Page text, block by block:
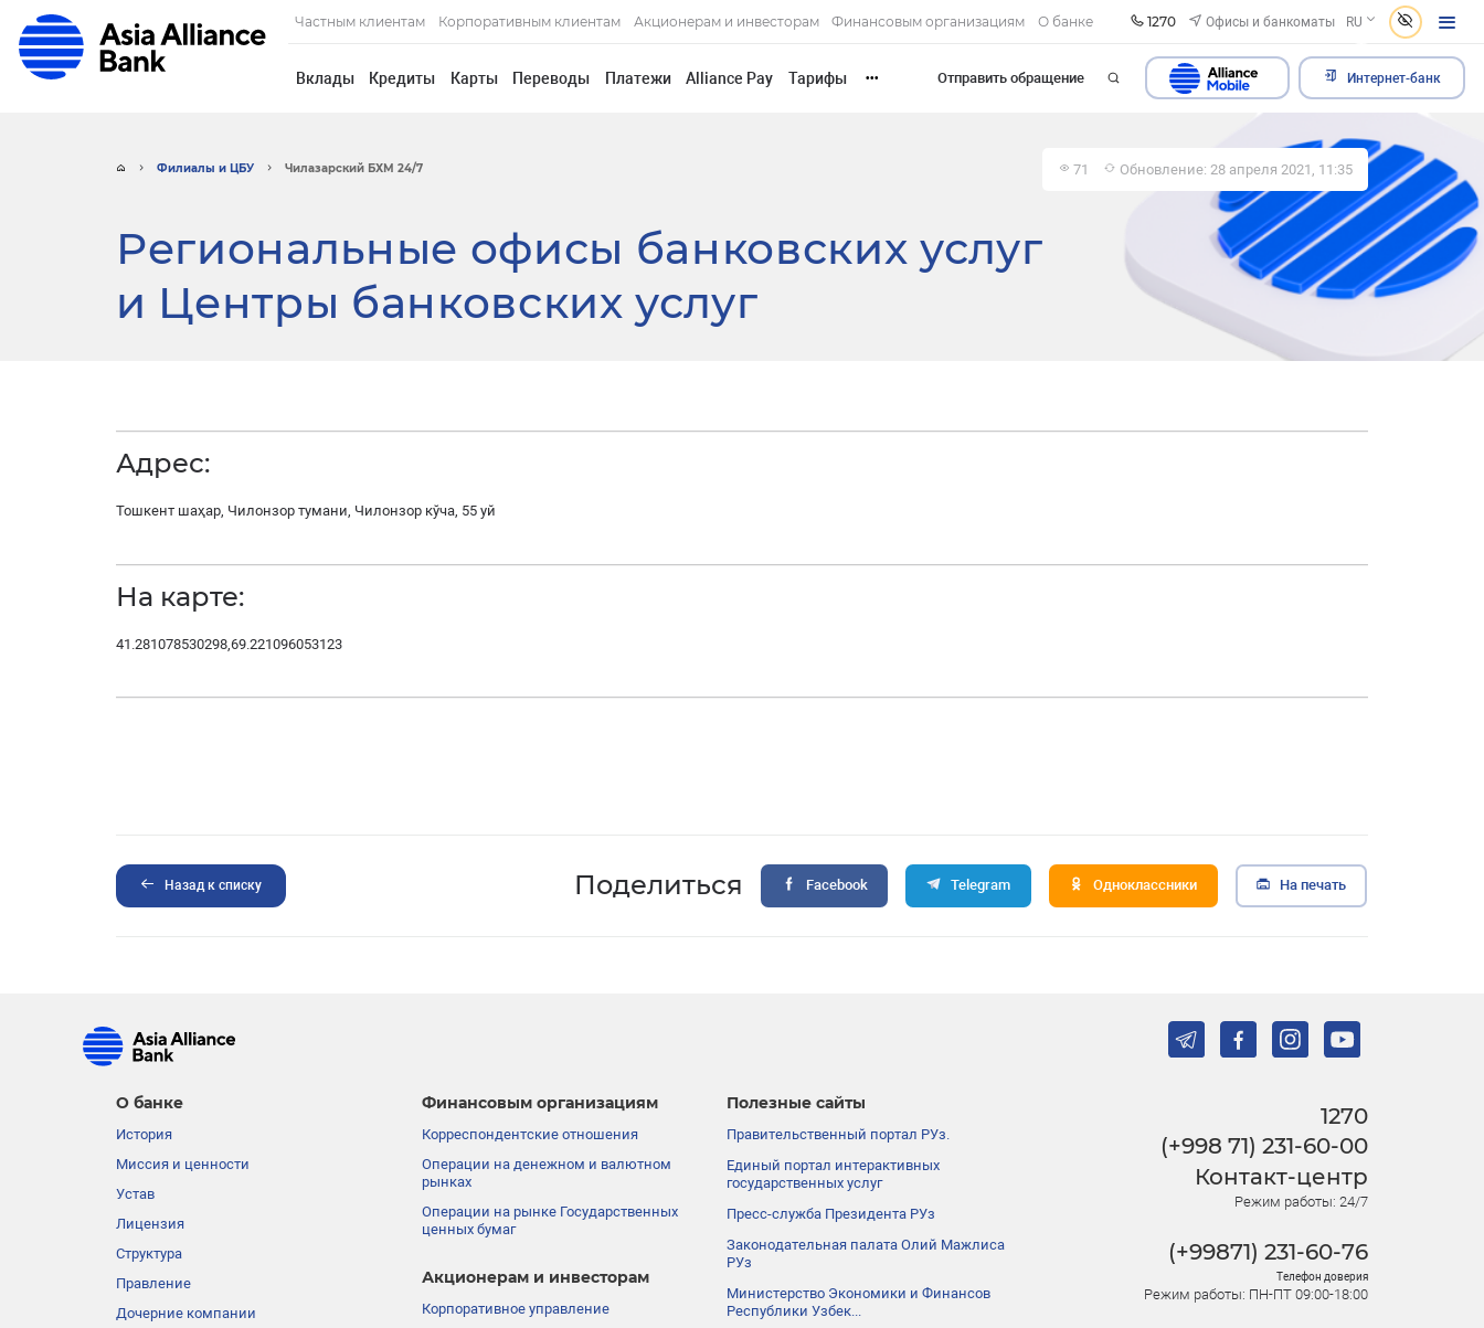
Частным клиентам Корпоративным клиентам Акционерам и инвесторам Финансовым организациям О банке 1270 Офисы и банкоматы RU
Вклады Кредиты Карты Переводы Платежи Alliance Pay Тарифы ••• Отправить обращение Интернет-банк
Филиалы и ЦБУ Чилазарский БХМ 24/7 71 Обновление: 28 апреля 2021, 11:35
Региональные офисы банковских услуг
и Центры банковских услуг
Адрес:
Тошкент шаҳар, Чилонзор тумани, Чилонзор кўча, 55 уй
На карте:
41.281078530298,69.221096053123
Назад к списку Поделиться Facebook Telegram Одноклассники На печать
О банке
История
Миссия и ценности
Устав
Лицензия
Структура
Правление
Дочерние компании
Финансовым организациям
Корреспондентские отношения
Операции на денежном и валютном
рынках
Операции на рынке Государственных
ценных бумаг
Акционерам и инвесторам
Корпоративное управление
Полезные сайты
Правительственный портал РУз.
Единый портал интерактивных
государственных услуг
Пресс-служба Президента РУз
Законодательная палата Олий Мажлиса
РУз
Министерство Экономики и Финансов
Республики Узбек...
1270
(+998 71) 231-60-00
Контакт-центр
Режим работы: 24/7
(+99871) 231-60-76
Телефон доверия
Режим работы: ПН-ПТ 09:00-18:00